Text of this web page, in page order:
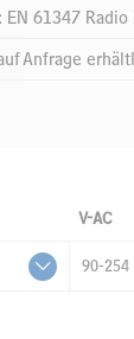
EN 61347
Anfrage
V-AC
90-254